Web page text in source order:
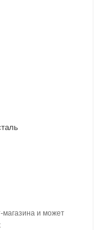
магазина и может